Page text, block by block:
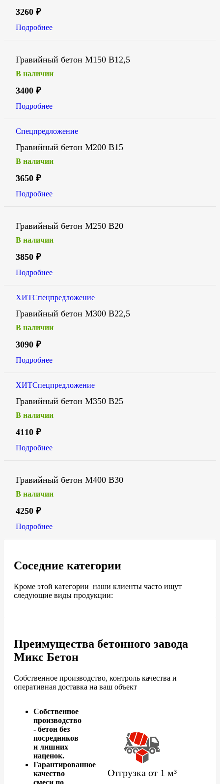
3260 ₽
Подробнее
Гравийный бетон М150 В12,5
В наличии
3400 ₽
Подробнее
Спецпредложение
Гравийный бетон М200 В15
В наличии
3650 ₽
Подробнее
Гравийный бетон М250 В20
В наличии
3850 ₽
Подробнее
ХИТСпецпредложение
Гравийный бетон М300 В22,5
В наличии
3090 ₽
Подробнее
ХИТСпецпредложение
Гравийный бетон М350 В25
В наличии
4110 ₽
Подробнее
Гравийный бетон М400 В30
В наличии
4250 ₽
Подробнее
Соседние категории
Кроме этой категории наши клиенты часто ищут
следующие виды продукции:
Преимущества бетонного завода
Микс Бетон
Собственное производство, контроль качества и
оперативная доставка на ваш объект
Собственное
производство
- бетон без
посредников
и лишних
наценок.
Гарантированное
качество
смеси по
Отгрузка от 1 м³